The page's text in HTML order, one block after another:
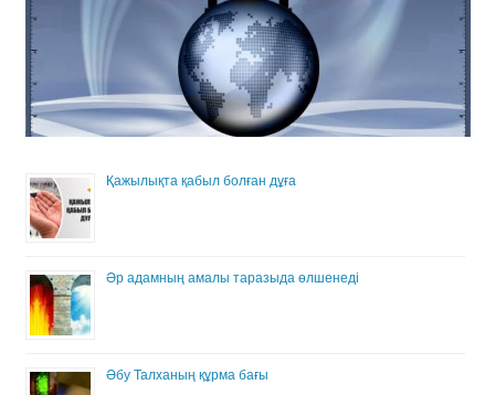
Қажылықта қабыл болған дұға
Әр адамның амалы таразыда өлшенеді
Әбу Талханың құрма бағы